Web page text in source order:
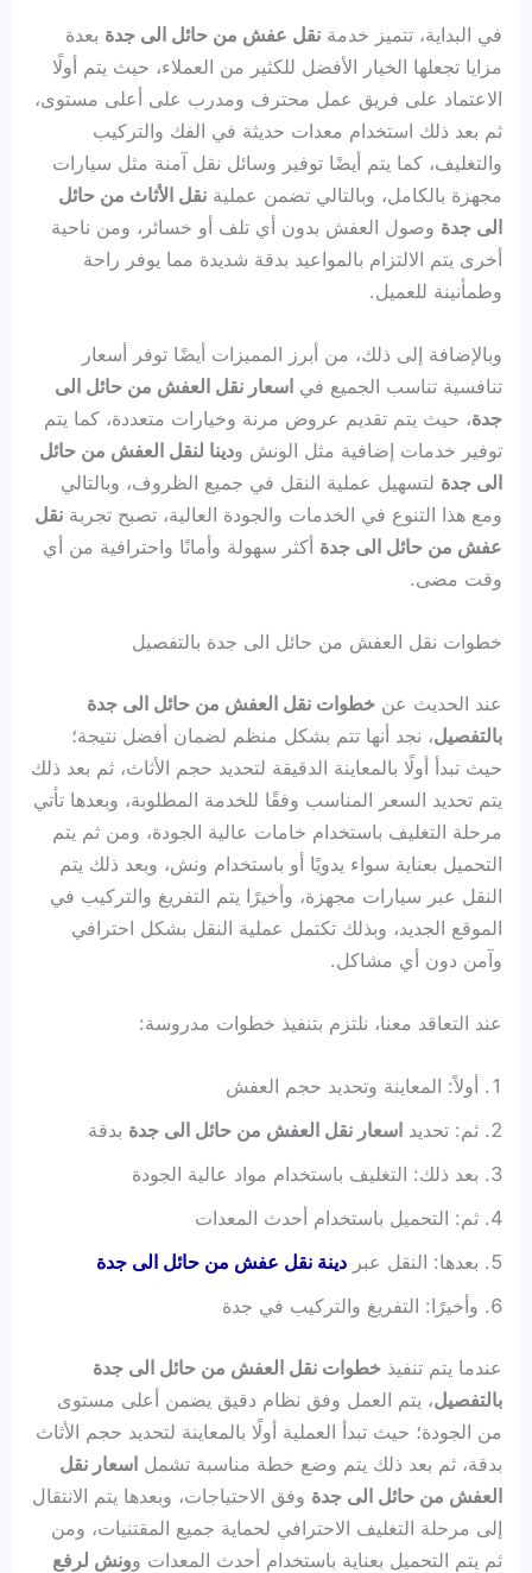
في البداية، تتميز خدمةنقل عفش من حائل الى جدة بعدة
مزايا تجعلها الخيار الأفضل للكثير من العملاء، حيث يتم أولًا
الاعتماد على فريق عمل محترف ومدرب على أعلى مستوى،
ثم بعد ذلك استخدام معدات حديثة في الفك والتركيب
والتغليف، كما يتم أيضًا توفير وسائل نقل آمنة مثل سيارات
مجهزة بالكامل، وبالتالي تضمن عمليةنقل الأثاث من حائل
الى جدة وصول العفش بدون أي تلف أو خسائر، ومن ناحية
أخرى يتم الالتزام بالمواعيد بدقة شديدة مما يوفر راحة
وطمأنينة للعميل.
وبالإضافة إلى ذلك، من أبرز المميزات أيضًا توفر أسعار
تنافسية تناسب الجميع فياسعار نقل العفش من حائل الى
جدة، حيث يتم تقديم عروض مرنة وخيارات متعددة، كما يتم
توفير خدمات إضافية مثل الونش ودينا لنقل العفش من حائل
الى جدة لتسهيل عملية النقل في جميع الظروف، وبالتالي
ومع هذا التنوع في الخدمات والجودة العالية، تصبح تجربةنقل
عفش من حائل الى جدة أكثر سهولة وأمانًا واحترافية من أي
وقت مضى.
خطوات نقل العفش من حائل الى جدة بالتفصيل
عند الحديث عنخطوات نقل العفش من حائل الى جدة
بالتفصيل، نجد أنها تتم بشكل منظم لضمان أفضل نتيجة؛
حيث تبدأ أولًا بالمعاينة الدقيقة لتحديد حجم الأثاث، ثم بعد ذلك
يتم تحديد السعر المناسب وفقًا للخدمة المطلوبة، وبعدها تأتي
مرحلة التغليف باستخدام خامات عالية الجودة، ومن ثم يتم
التحميل بعناية سواء يدويًا أو باستخدام ونش، وبعد ذلك يتم
النقل عبر سيارات مجهزة، وأخيرًا يتم التفريغ والتركيب في
الموقع الجديد، وبذلك تكتمل عملية النقل بشكل احترافي
وآمن دون أي مشاكل.
عند التعاقد معنا، نلتزم بتنفيذ خطوات مدروسة:
أولاً: المعاينة وتحديد حجم العفش
ثم: تحديد اسعار نقل العفش من حائل الى جدة بدقة
بعد ذلك: التغليف باستخدام مواد عالية الجودة
ثم: التحميل باستخدام أحدث المعدات
بعدها: النقل عبردينة نقل عفش من حائل الى جدة
وأخيرًا: التفريغ والتركيب في جدة
عندما يتم تنفيذخطوات نقل العفش من حائل الى جدة
بالتفصيل، يتم العمل وفق نظام دقيق يضمن أعلى مستوى
من الجودة؛ حيث تبدأ العملية أولًا بالمعاينة لتحديد حجم الأثاث
بدقة، ثم بعد ذلك يتم وضع خطة مناسبة تشملاسعار نقل
العفش من حائل الى جدة وفق الاحتياجات، وبعدها يتم الانتقال
إلى مرحلة التغليف الاحترافي لحماية جميع المقتنيات، ومن
ثم يتم التحميل بعناية باستخدام أحدث المعدات وونش لرفع